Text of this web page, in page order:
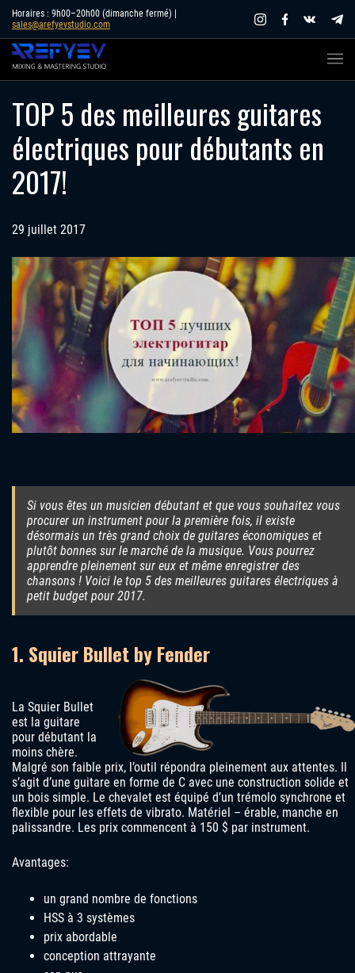
Skip
content
Horaires : 9h00–20h00 (dimanche fermé) |
sales@arefyevstudio.com
TOP 5 des meilleures guitares
électriques pour débutants en
2017!
29 juillet 2017
Si vous êtes un musicien débutant et que vous souhaitez vous
procurer un instrument pour la première fois, il existe
désormais un très grand choix de guitares économiques et
plutôt bonnes sur le marché de la musique. Vous pourrez
apprendre pleinement sur eux et même enregistrer des
chansons ! Voici le top 5 des meilleures guitares électriques à
petit budget pour 2017.
1. Squier Bullet by Fender
La Squier Bullet
est la guitare
pour débutant la
moins chère.
Malgré son faible prix, l’outil répondra pleinement aux attentes. Il
s’agit d’une guitare en forme de C avec une construction solide et
un bois simple. Le chevalet est équipé d’un trémolo synchrone et
flexible pour les effets de vibrato. Matériel – érable, manche en
palissandre. Les prix commencent à 150 $ par instrument.
Avantages:
un grand nombre de fonctions
HSS à 3 systèmes
prix abordable
conception attrayante